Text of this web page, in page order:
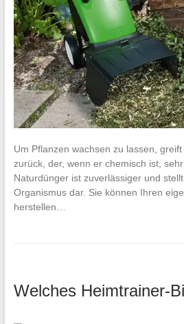
Um Pflanzen wachsen zu lassen,
zurück, der, wenn er chemisch ist,
Naturdünger ist zuverlässiger und
Organismus dar. Sie können Ihren
herstellen…
Welches Heimtrainer-